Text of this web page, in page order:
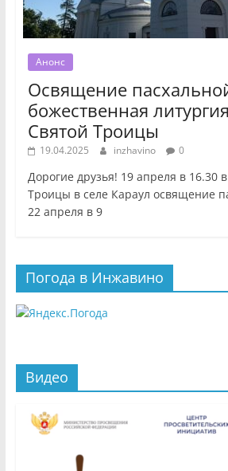
Анонс
Освящение
божественная
Святой Троицы
19.04.2025 inzhavino 0
Дорогие друзья! 19 апреля в 16.30
Троицы в селе Караул освящение
22 апреля в 9
Погода в Инжавино
Видео